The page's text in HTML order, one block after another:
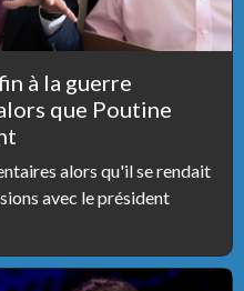
à la guerre
que Poutine
alors qu'il se rendait
avec le président